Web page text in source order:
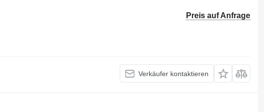
Preis auf Anfrage
Verkäufer kontaktieren